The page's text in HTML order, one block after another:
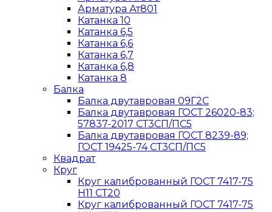
Арматура Ат801
Катанка 10
Катанка 6,5
Катанка 6,6
Катанка 6,7
Катанка 6,8
Катанка 8
Балка
Балка двутавровая 09Г2С
Балка двутавровая ГОСТ 26020-83;
57837-2017 СТ3СП/ПС5
Балка двутавровая ГОСТ 8239-89;
ГОСТ 19425-74 СТ3СП/ПС5
Квадрат
Круг
Круг калиброванный ГОСТ 7417-75
H11 СТ20
Круг калиброванный ГОСТ 7417-75